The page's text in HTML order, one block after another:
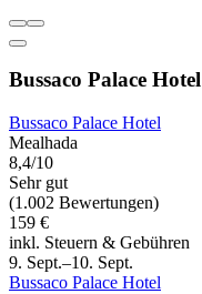
Bussaco Palace Hotel
Bussaco Palace Hotel
Mealhada
8,4/10
Sehr gut
(1.002 Bewertungen)
159 €
inkl. Steuern & Gebühren
9. Sept.–10. Sept.
Bussaco Palace Hotel